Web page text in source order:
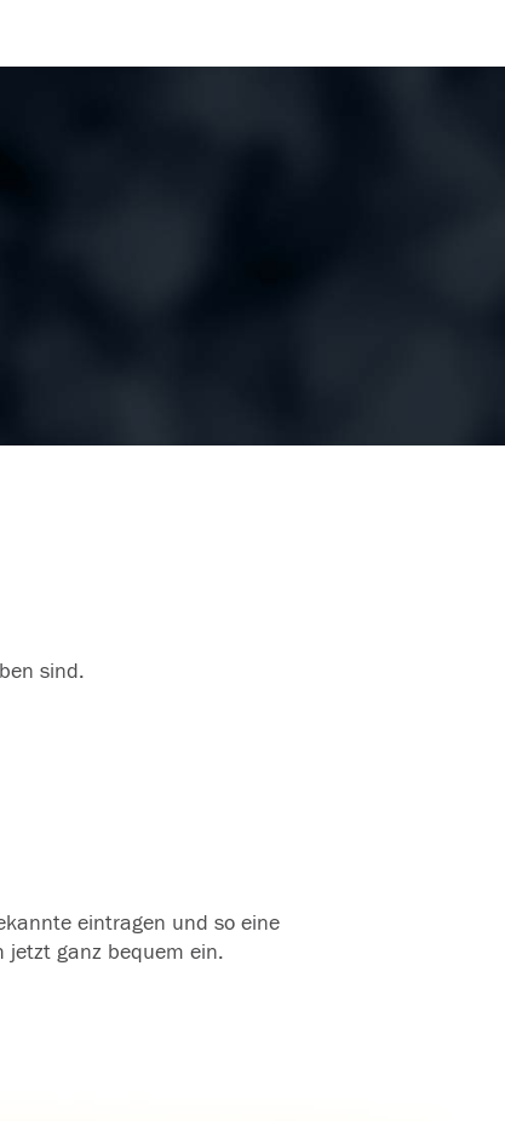
sind.
eintragen und so eine
jetzt ganz bequem ein.